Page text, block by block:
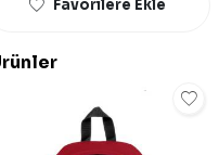
Favorilere Ekle